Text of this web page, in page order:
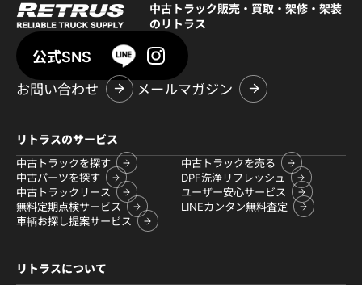
中古トラック販売・買取・架修・架装
のリトラス
公式SNS
お問い合わせ
メールマガジン
リトラスのサービス
中古トラックを探す
中古トラックを売る
中古パーツを探す
DPF洗浄リフレッシュ
中古トラックリース
ユーザー安心サービス
無料定期点検サービス
LINEカンタン無料査定
車輌お探し提案サービス
リトラスについて